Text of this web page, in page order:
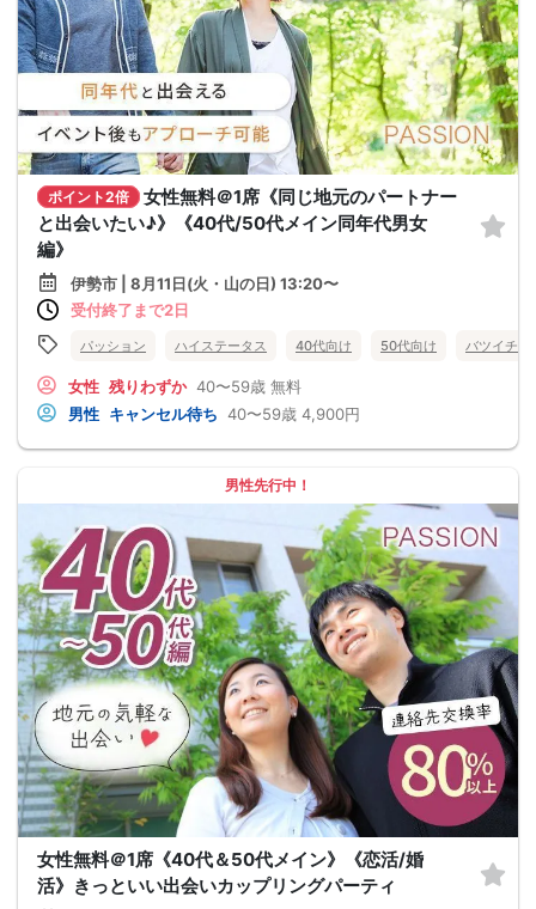
ポイント2倍
女性無料＠1席《同じ地元のパートナー
と出会いたい♪》《40代/50代メイン同年代男女
編》
伊勢市 | 8月11日(火・山の日) 13:20〜
受付終了まで2日
パッション ハイステータス 40代向け 50代向け バツイチ・
女性 残りわずか 40〜59歳 無料
男性 キャンセル待ち 40〜59歳 4,900円
男性先行中！
女性無料＠1席《40代＆50代メイン》《恋活/婚
活》きっといい出会いカップリングパーティ